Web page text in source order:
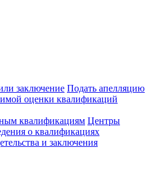
заключение Подать апелляцию
оценки квалификаций
квалификациям Центры
о квалификациях
и заключения